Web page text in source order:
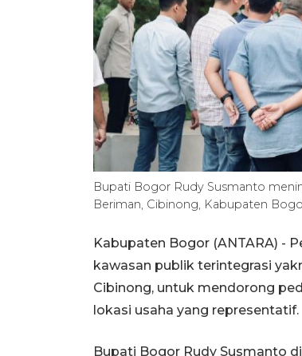
Bupati Bogor Rudy Susmanto
Beriman, Cibinong, Kabupaten
Kabupaten Bogor (ANTARA) -
kawasan publik terintegrasi
Cibinong, untuk mendorong
lokasi usaha yang representatif.
Bupati Bogor Rudy Susmanto